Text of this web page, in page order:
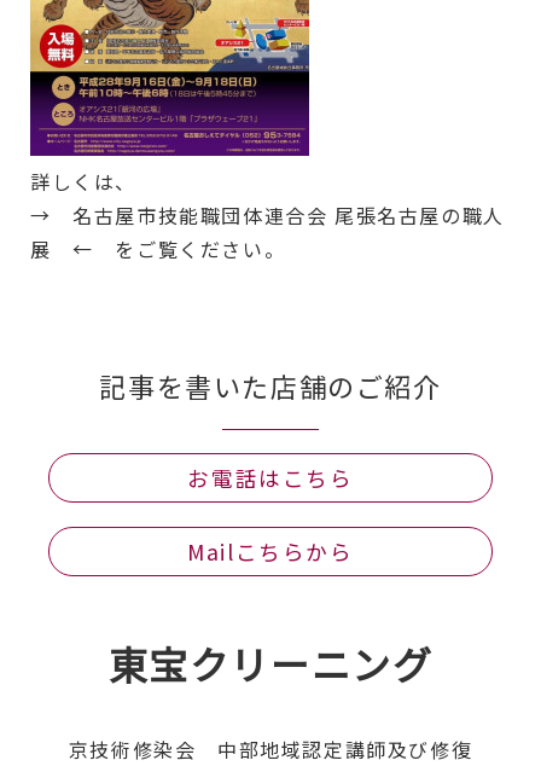
詳しくは、
→ 名古屋市技能職団体連合会 尾張名古屋の職人
展 ← をご覧ください。
記事を書いた店舗のご紹介
お電話はこちら
Mailこちらから
東宝クリーニング
京技術修染会 中部地域認定講師及び修復